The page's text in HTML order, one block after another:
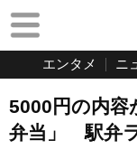
エンタメ ニ
5000円の内容
弁当」 駅弁